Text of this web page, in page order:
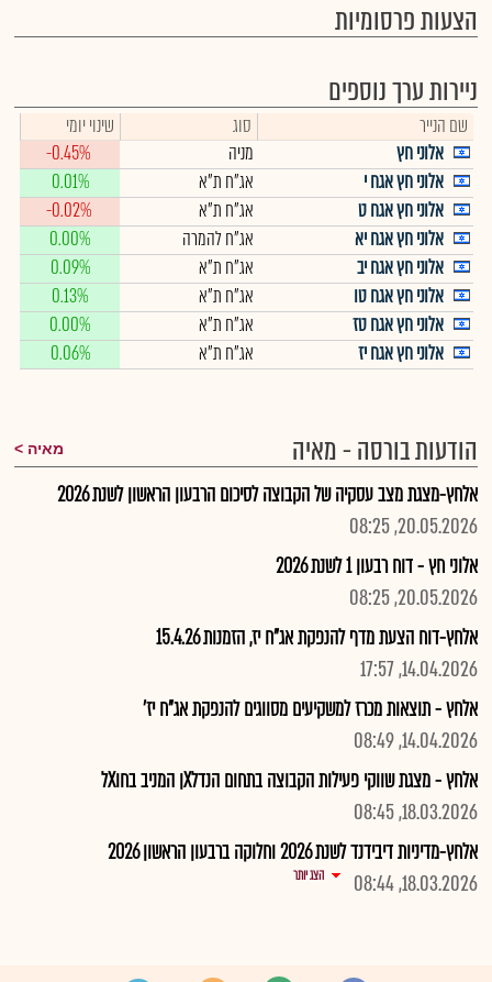
הצעות פרסומיות
ניירות ערך נוספים
שם הנייר סוג
שינוי יומי
אלוני חץ
מניה
-0.45%
אלוני חץ אגח י
אג"ח ת"א
0.01%
אלוני חץ אגח ט
אג"ח ת"א
-0.02%
אלוני חץ אגח יא
אג"ח להמרה
0.00%
אלוני חץ אגח יב
אג"ח ת"א
0.09%
אלוני חץ אגח טו
אג"ח ת"א
0.13%
אלוני חץ אגח טז
אג"ח ת"א
0.00%
אלוני חץ אגח יז
אג"ח ת"א 0.06%
הודעות בורסה - מאיה מאיה
אלחץ-מצגת מצב עסקיה של הקבוצה לסיכום הרבעון הראשון לשנת 2026
20.05.2026, 08:25
אלוני חץ - דוח רבעון 1 לשנת 2026
20.05.2026, 08:25
אלחץ-דוח הצעת מדף להנפקת אג"ח יז, הזמנות 15.4.26
14.04.2026, 17:57
אלחץ - תוצאות מכרז למשקיעים מסווגים להנפקת אג"ח יז'
14.04.2026, 08:49
אלחץ - מצגת שווקי פעילות הקבוצה בתחום הנדלXן המניב בחוXל
18.03.2026, 08:45
אלחץ-מדיניות דיבידנד לשנת 2026 וחלוקה ברבעון הראשון 2026
18.03.2026, 08:44
הצג יותר